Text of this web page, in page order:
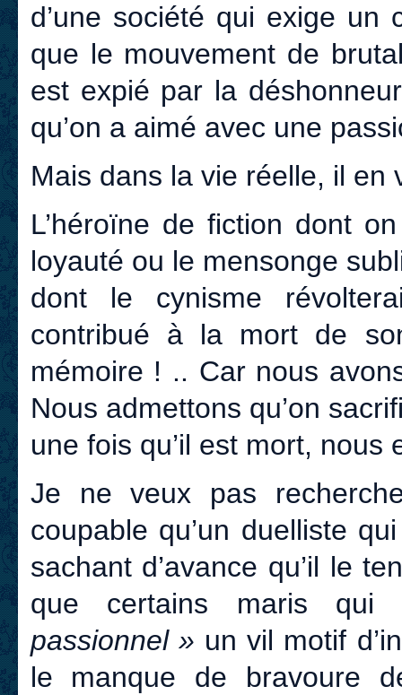
d’une société qui exige un
que le mouvement de
est expié par la
qu’on a aimé avec une
Mais dans la vie réelle, il en
L’héroïne de fiction dont
loyauté ou le mensonge
dont le cynisme
contribué à la mort de
mémoire ! .. Car nous
Nous admettons qu’on
une fois qu’il est mort, nous
Je ne veux pas
coupable qu’un duelliste
sachant d’avance qu’il le
que certains maris
passionnel » un vil motif
le manque de bravoure